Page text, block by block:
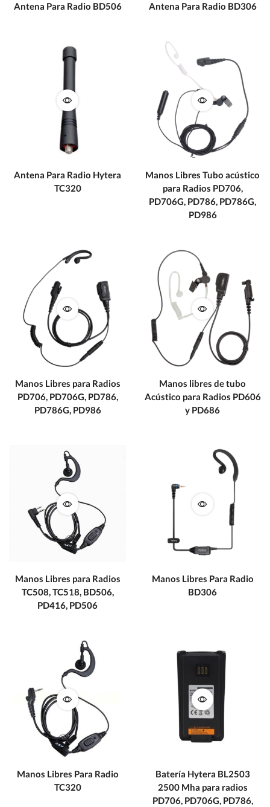
Antena Para Radio BD506 Antena Para Radio BD306
Antena Para Radio Hytera
TC320
Manos Libres Tubo acústico
para Radios PD706,
PD706G, PD786, PD786G,
PD986
Manos Libres para Radios
PD706, PD706G, PD786,
PD786G, PD986
Manos libres de tubo
Acústico para Radios PD606
y PD686
Manos Libres para Radios
TC508, TC518, BD506,
PD416, PD506
Manos Libres Para Radio
BD306
Manos Libres Para Radio
TC320
Batería Hytera BL2503
2500 Mha para radios
PD706, PD706G, PD786,